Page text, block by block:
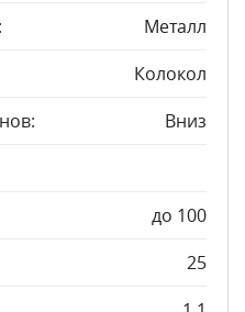
Металл
Колокол
Вниз
до 100
25